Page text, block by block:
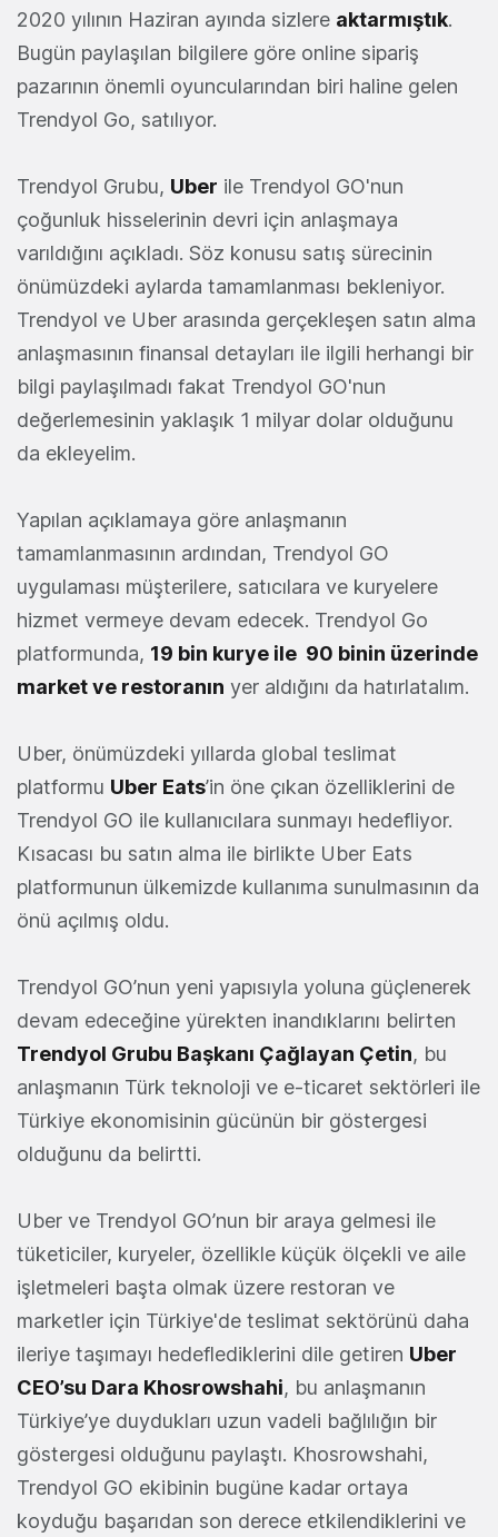
2020 yılının Haziran ayında sizlere aktarmıştık.
Bugün paylaşılan bilgilere göre online sipariş
pazarının önemli oyuncularından biri haline gelen
Trendyol Go, satılıyor.
Trendyol Grubu, Uber ile Trendyol GO'nun
çoğunluk hisselerinin devri için anlaşmaya
varıldığını açıkladı. Söz konusu satış sürecinin
önümüzdeki aylarda tamamlanması bekleniyor.
Trendyol ve Uber arasında gerçekleşen satın alma
anlaşmasının finansal detayları ile ilgili herhangi bir
bilgi paylaşılmadı fakat Trendyol GO'nun
değerlemesinin yaklaşık 1 milyar dolar olduğunu
da ekleyelim.
Yapılan açıklamaya göre anlaşmanın
tamamlanmasının ardından, Trendyol GO
uygulaması müşterilere, satıcılara ve kuryelere
hizmet vermeye devam edecek. Trendyol Go
platformunda, 19 bin kurye ile 90 binin üzerinde
market ve restoranın yer aldığını da hatırlatalım.
Uber, önümüzdeki yıllarda global teslimat
platformu Uber Eats’in öne çıkan özelliklerini de
Trendyol GO ile kullanıcılara sunmayı hedefliyor.
Kısacası bu satın alma ile birlikte Uber Eats
platformunun ülkemizde kullanıma sunulmasının da
önü açılmış oldu.
Trendyol GO’nun yeni yapısıyla yoluna güçlenerek
devam edeceğine yürekten inandıklarını belirten
Trendyol Grubu Başkanı Çağlayan Çetin, bu
anlaşmanın Türk teknoloji ve e-ticaret sektörleri ile
Türkiye ekonomisinin gücünün bir göstergesi
olduğunu da belirtti.
Uber ve Trendyol GO’nun bir araya gelmesi ile
tüketiciler, kuryeler, özellikle küçük ölçekli ve aile
işletmeleri başta olmak üzere restoran ve
marketler için Türkiye'de teslimat sektörünü daha
ileriye taşımayı hedeflediklerini dile getiren Uber
CEO’su Dara Khosrowshahi, bu anlaşmanın
Türkiye’ye duydukları uzun vadeli bağlılığın bir
göstergesi olduğunu paylaştı. Khosrowshahi,
Trendyol GO ekibinin bugüne kadar ortaya
koyduğu başarıdan son derece etkilendiklerini ve